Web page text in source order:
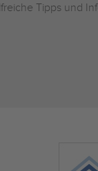
Tipps und